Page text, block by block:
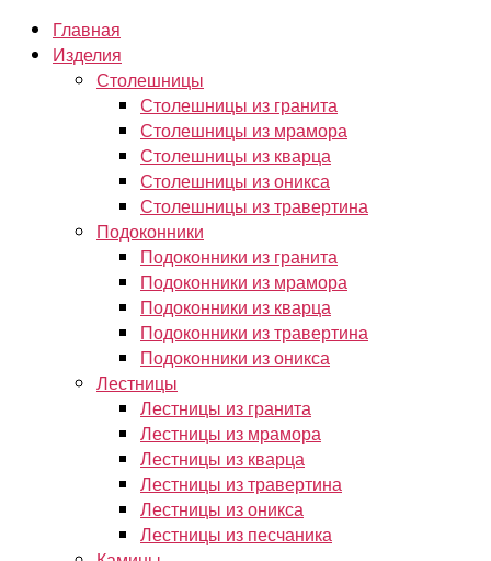
Главная
Изделия
Столешницы
Столешницы из гранита
Столешницы из мрамора
Столешницы из кварца
Столешницы из оникса
Столешницы из травертина
Подоконники
Подоконники из гранита
Подоконники из мрамора
Подоконники из кварца
Подоконники из травертина
Подоконники из оникса
Лестницы
Лестницы из гранита
Лестницы из мрамора
Лестницы из кварца
Лестницы из травертина
Лестницы из оникса
Лестницы из песчаника